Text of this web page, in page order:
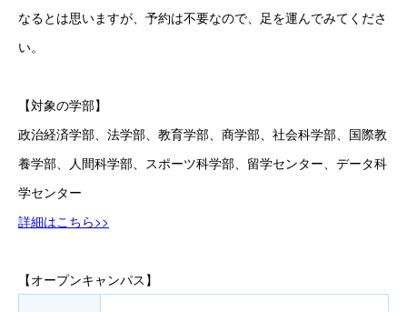
なるとは思いますが、予約は不要なので、足を運んでみてくださ
い。
【対象の学部】
政治経済学部、法学部、教育学部、商学部、社会科学部、国際教
養学部、人間科学部、スポーツ科学部、留学センター、データ科
学センター
詳細はこちら>>
【オープンキャンパス】